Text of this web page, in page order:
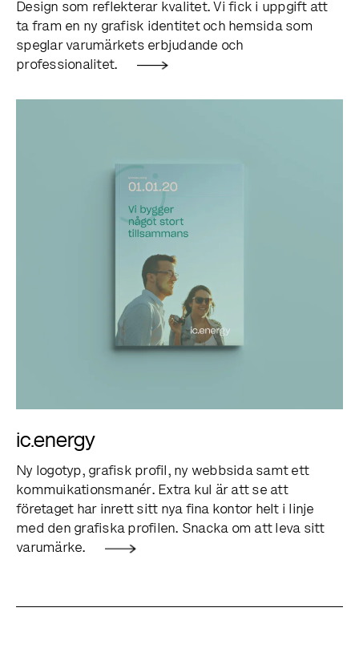
Design som reflekterar kvalitet. Vi fick i uppgift att
ta fram en ny grafisk identitet och hemsida som
speglar varumärkets erbjudande och
professionalitet.
ic.energy
Ny logotyp, grafisk profil, ny webbsida samt ett
kommuikationsmanér. Extra kul är att se att
företaget har inrett sitt nya fina kontor helt i linje
med den grafiska profilen. Snacka om att leva sitt
varumärke.